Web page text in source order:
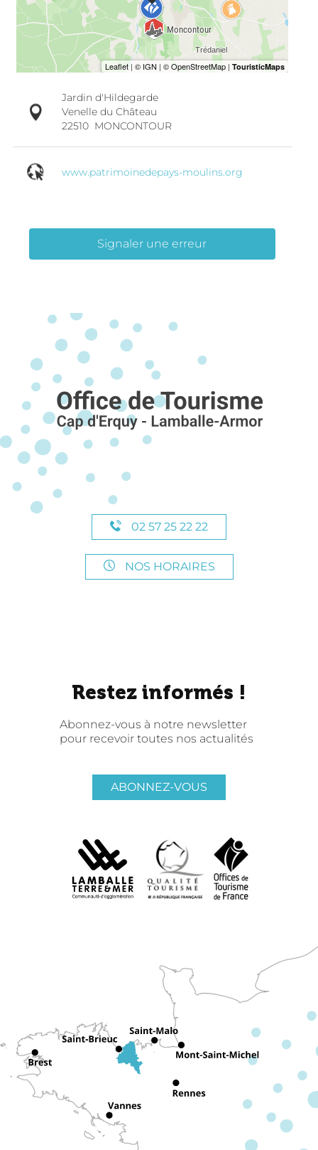
Jardin d'Hildegarde
Venelle du Château
22510 MONCONTOUR
www.patrimoinedepays-moulins.org
Signaler une erreur
02 57 25 22 22
NOS HORAIRES
Restez informés !
Abonnez-vous à notre newsletter
pour recevoir toutes nos actualités
ABONNEZ-VOUS